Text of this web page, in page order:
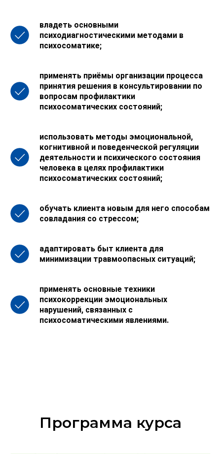
владеть основными
психодиагностическими методами в
психосоматике;
применять приёмы организации процесса
принятия решения в консультировании по
вопросам профилактики
психосоматических состояний;
использовать методы эмоциональной,
когнитивной и поведенческой регуляции
деятельности и психического состояния
человека в целях профилактики
психосоматических состояний;
обучать клиента новым для него способам
совладания со стрессом;
адаптировать быт клиента для
минимизации травмоопасных ситуаций;
применять основные техники
психокоррекции эмоциональных
нарушений, связанных с
психосоматическими явлениями.
Программа курса